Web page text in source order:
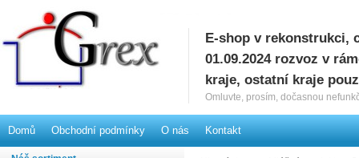
G
E-shop v rekonstrukci,
01.09.2024 rozvoz v
kraje, ostatní kraje
Omluvte, prosím, dočasnou
Domů Obchodní podmínky O nás Kontakt